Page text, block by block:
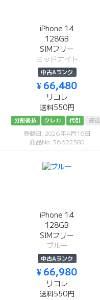
iPhone 14
128GB
SIMフリー
ミッドナイト
中古Aランク
¥ 66,480
リコレ
送料550円
分割後払 クレカ 代引 振込
登録日: 2026年4月16日
商品No: 36622380
iPhone 14
128GB
SIMフリー
ブルー
中古Aランク
¥ 66,980
リコレ
送料550円